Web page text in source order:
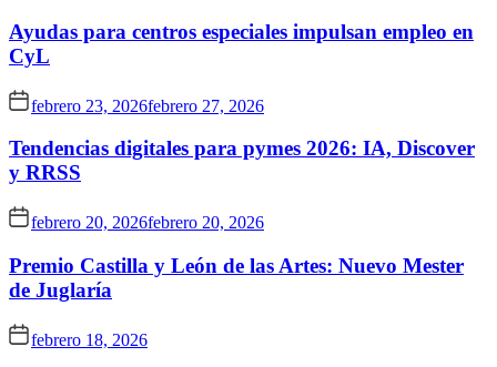
Ayudas para centros especiales impulsan empleo en
CyL
febrero 23, 2026febrero 27, 2026
Tendencias digitales para pymes 2026: IA, Discover
y RRSS
febrero 20, 2026febrero 20, 2026
Premio Castilla y León de las Artes: Nuevo Mester
de Juglaría
febrero 18, 2026